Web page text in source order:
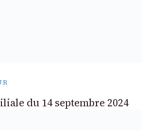
du 14 septembre 2024